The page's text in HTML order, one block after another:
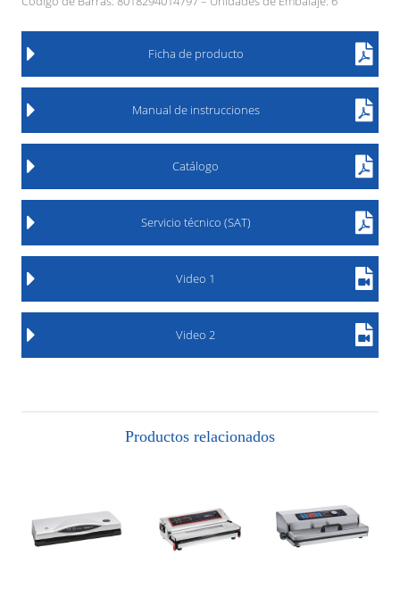
Ficha de producto
Manual de instrucciones
Catálogo
Servicio técnico (SAT)
Video 1
Video 2
Productos relacionados